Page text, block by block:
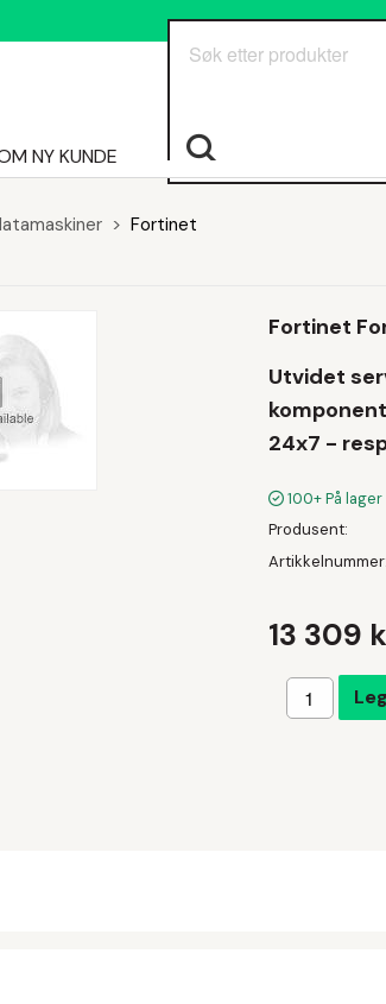
Søk
NY KUNDE
Fortinet
Fortinet
Utvidet
24x7 -
100+På lager
Produsent
Artikkelnummer
13 309
Legg i